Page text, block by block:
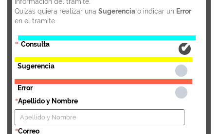
Quizas quiera realizar una Sugerencia o indicar un Error
en el tramite
* Consulta
Sugerencia
Error
*Apellido y Nombre
*Correo